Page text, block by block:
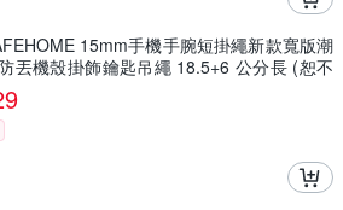
15mm手機手腕短掛繩新款寬版潮
丟機殼掛飾鑰匙吊繩 18.5+6 公分長 (恕不
指定顏色出貨) CPA035